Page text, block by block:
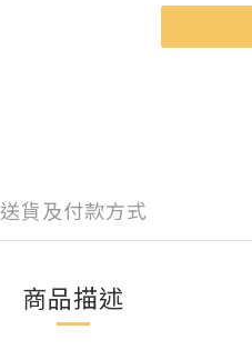
送貨及付款方式
商品描述